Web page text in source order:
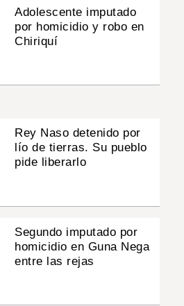
Adolescente imputado
por homicidio y robo en
Chiriquí
Rey Naso detenido por
lío de tierras. Su pueblo
pide liberarlo
Segundo imputado por
homicidio en Guna Nega
entre las rejas